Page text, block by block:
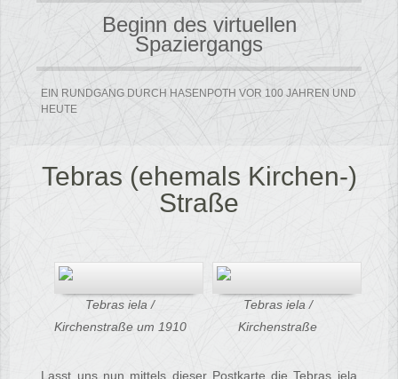
Beginn des virtuellen
Spaziergangs
EIN RUNDGANG DURCH HASENPOTH VOR 100 JAHREN UND
HEUTE
Tebras (ehemals Kirchen-)
Straße
Tebras iela /
Kirchenstraße um 1910
Tebras iela /
Kirchenstraße
Lasst uns nun mittels dieser Postkarte die Tebras iela